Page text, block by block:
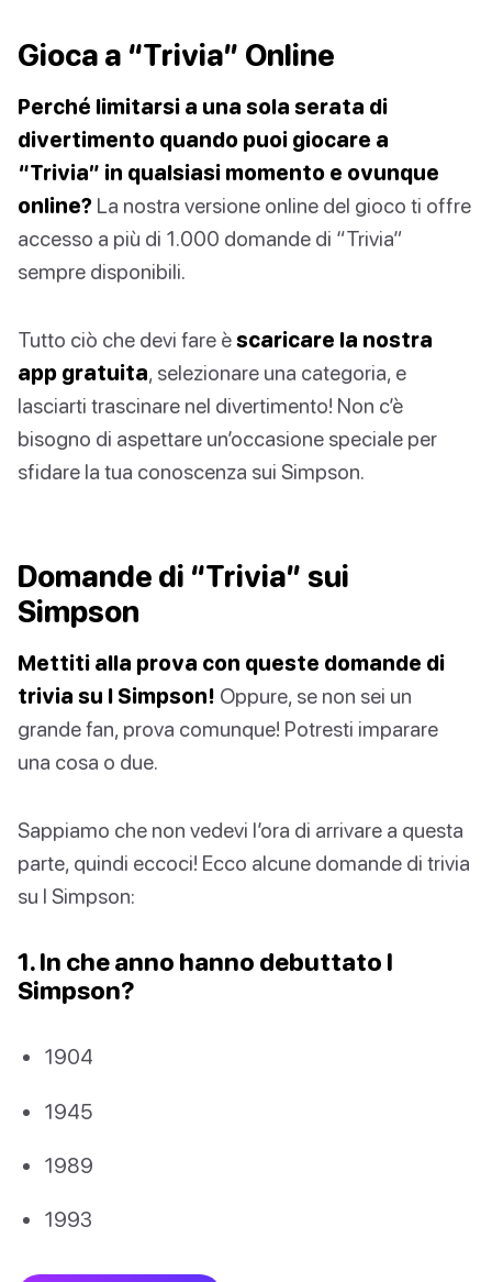
Gioca a “Trivia” Online
Perché limitarsi a una sola serata di
divertimento quando puoi giocare a
“Trivia” in qualsiasi momento e ovunque
online? La nostra versione online del gioco ti offre
accesso a più di 1.000 domande di “Trivia”
sempre disponibili.
Tutto ciò che devi fare èscaricare la nostra
app gratuita, selezionare una categoria, e
lasciarti trascinare nel divertimento! Non c’è
bisogno di aspettare un’occasione speciale per
sfidare la tua conoscenza sui Simpson.
Domande di “Trivia” sui
Simpson
Mettiti alla prova con queste domande di
trivia su I Simpson! Oppure, se non sei un
grande fan, prova comunque! Potresti imparare
una cosa o due.
Sappiamo che non vedevi l’ora di arrivare a questa
parte, quindi eccoci! Ecco alcune domande di trivia
su I Simpson:
1. In che anno hanno debuttato I
Simpson?
1904
1945
1989
1993